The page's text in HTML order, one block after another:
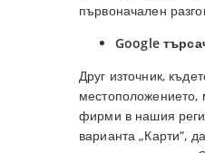
първоначален
Google
Друг източник,
фирми в нашия
варианта „Карти“,